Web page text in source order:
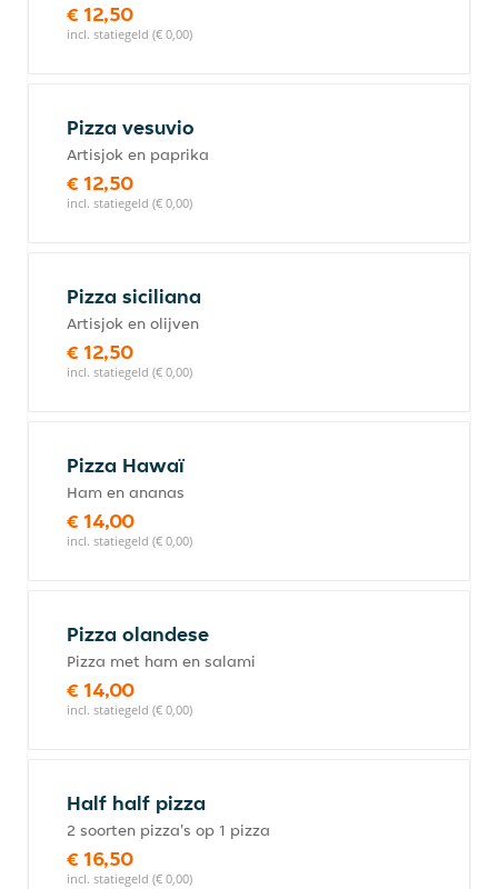
€ 12,50
incl. statiegeld (€ 0,00)
Pizza vesuvio
Artisjok en paprika
€ 12,50
incl. statiegeld (€ 0,00)
Pizza siciliana
Artisjok en olijven
€ 12,50
incl. statiegeld (€ 0,00)
Pizza Hawaï
Ham en ananas
€ 14,00
incl. statiegeld (€ 0,00)
Pizza olandese
Pizza met ham en salami
€ 14,00
incl. statiegeld (€ 0,00)
Half half pizza
2 soorten pizza's op 1 pizza
€ 16,50
incl. statiegeld (€ 0,00)